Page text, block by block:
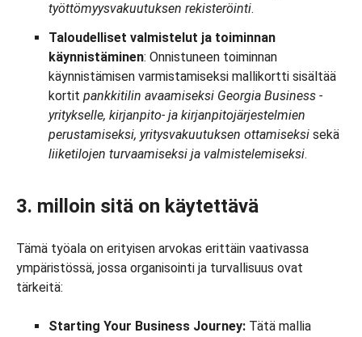
työttömyysvakuutuksen rekisteröinti.
Taloudelliset valmistelut ja toiminnan
käynnistäminen: Onnistuneen toiminnan
käynnistämisen varmistamiseksi mallikortti sisältää
kortit pankkitilin avaamiseksi Georgia Business -
yritykselle, kirjanpito- ja kirjanpitojärjestelmien
perustamiseksi, yritysvakuutuksen ottamiseksi sekä
liiketilojen turvaamiseksi ja valmistelemiseksi.
3. milloin sitä on käytettävä
Tämä työala on erityisen arvokas erittäin vaativassa
ympäristössä, jossa organisointi ja turvallisuus ovat
tärkeitä:
Starting Your Business Journey: Tätä mallia